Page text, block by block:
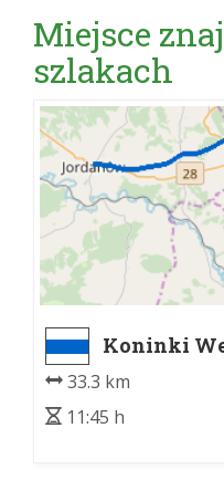
Miejsce
szlakach
Koninki
Jordanów
33.3 km
11:45 h